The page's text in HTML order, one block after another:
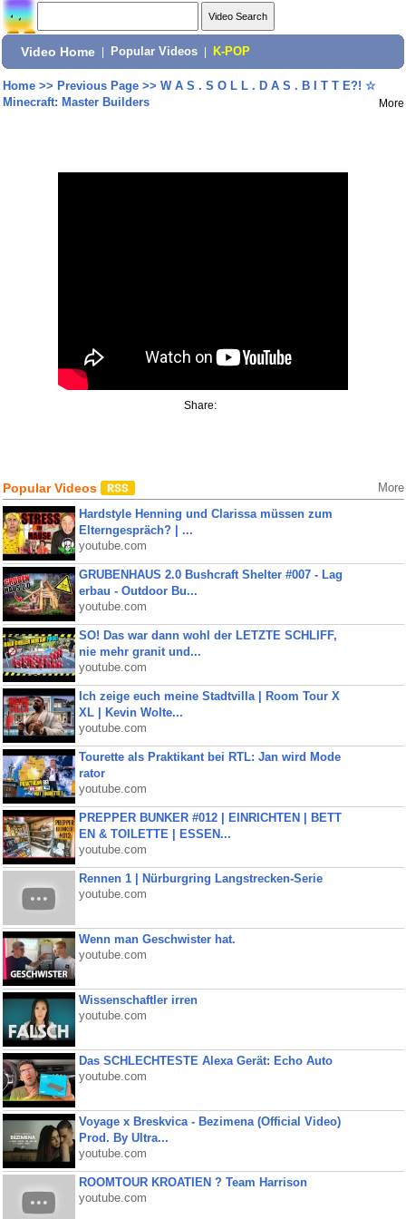
Video Home Popular Videos K-POP
Home>> Previous Page>> W A S . S O L L . D A S . B I T T E?! ☆
Minecraft: Master Builders
More
Share:
Popular Videos More
Hardstyle Henning und Clarissa müssen zum
Elterngespräch? | ...
youtube.com
GRUBENHAUS 2.0 Bushcraft Shelter #007 - Lag
erbau - Outdoor Bu...
youtube.com
SO! Das war dann wohl der LETZTE SCHLIFF,
nie mehr granit und...
youtube.com
Ich zeige euch meine Stadtvilla | Room Tour X
XL | Kevin Wolte...
youtube.com
Tourette als Praktikant bei RTL: Jan wird Mode
rator
youtube.com
PREPPER BUNKER #012 | EINRICHTEN | BETT
EN & TOILETTE | ESSEN...
youtube.com
Rennen 1 | Nürburgring Langstrecken-Serie
youtube.com
Wenn man Geschwister hat.
youtube.com
Wissenschaftler irren
youtube.com
Das SCHLECHTESTE Alexa Gerät: Echo Auto
youtube.com
Voyage x Breskvica - Bezimena (Official Video)
Prod. By Ultra...
youtube.com
ROOMTOUR KROATIEN ? Team Harrison
youtube.com